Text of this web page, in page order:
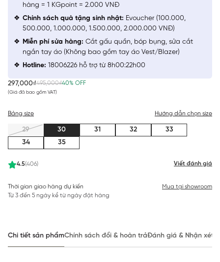
297,000₫495,000₫40% OFF
(Giá đã bao gồm VAT)
4.5(406) Viết đánh giá
Bảng size Hướng dẫn chọn size
29 30 31 32
33
34
35
Thời gian giao hàng dự kiến
Từ 3 đến 5 ngày kể từ ngày đặt hàng
Mua tại showroom
hàng = 1 KGpoint = 2.000 VNĐ
Chính sách quà tặng sinh nhật: Evoucher (100.000,
500.000, 1.000.000, 1.500.000, 2.000.000 VNĐ)
Miễn phí sửa hàng: Cắt gấu quần, bóp bụng, sửa cắt
ngắn tay áo (Không bao gồm tay áo Vest/Blazer)
Hotline: 18006226 hỗ trợ từ 8h00:22h00
Chi tiết sản phẩmChính sách đổi & hoàn trảĐánh giá & Nhận xét